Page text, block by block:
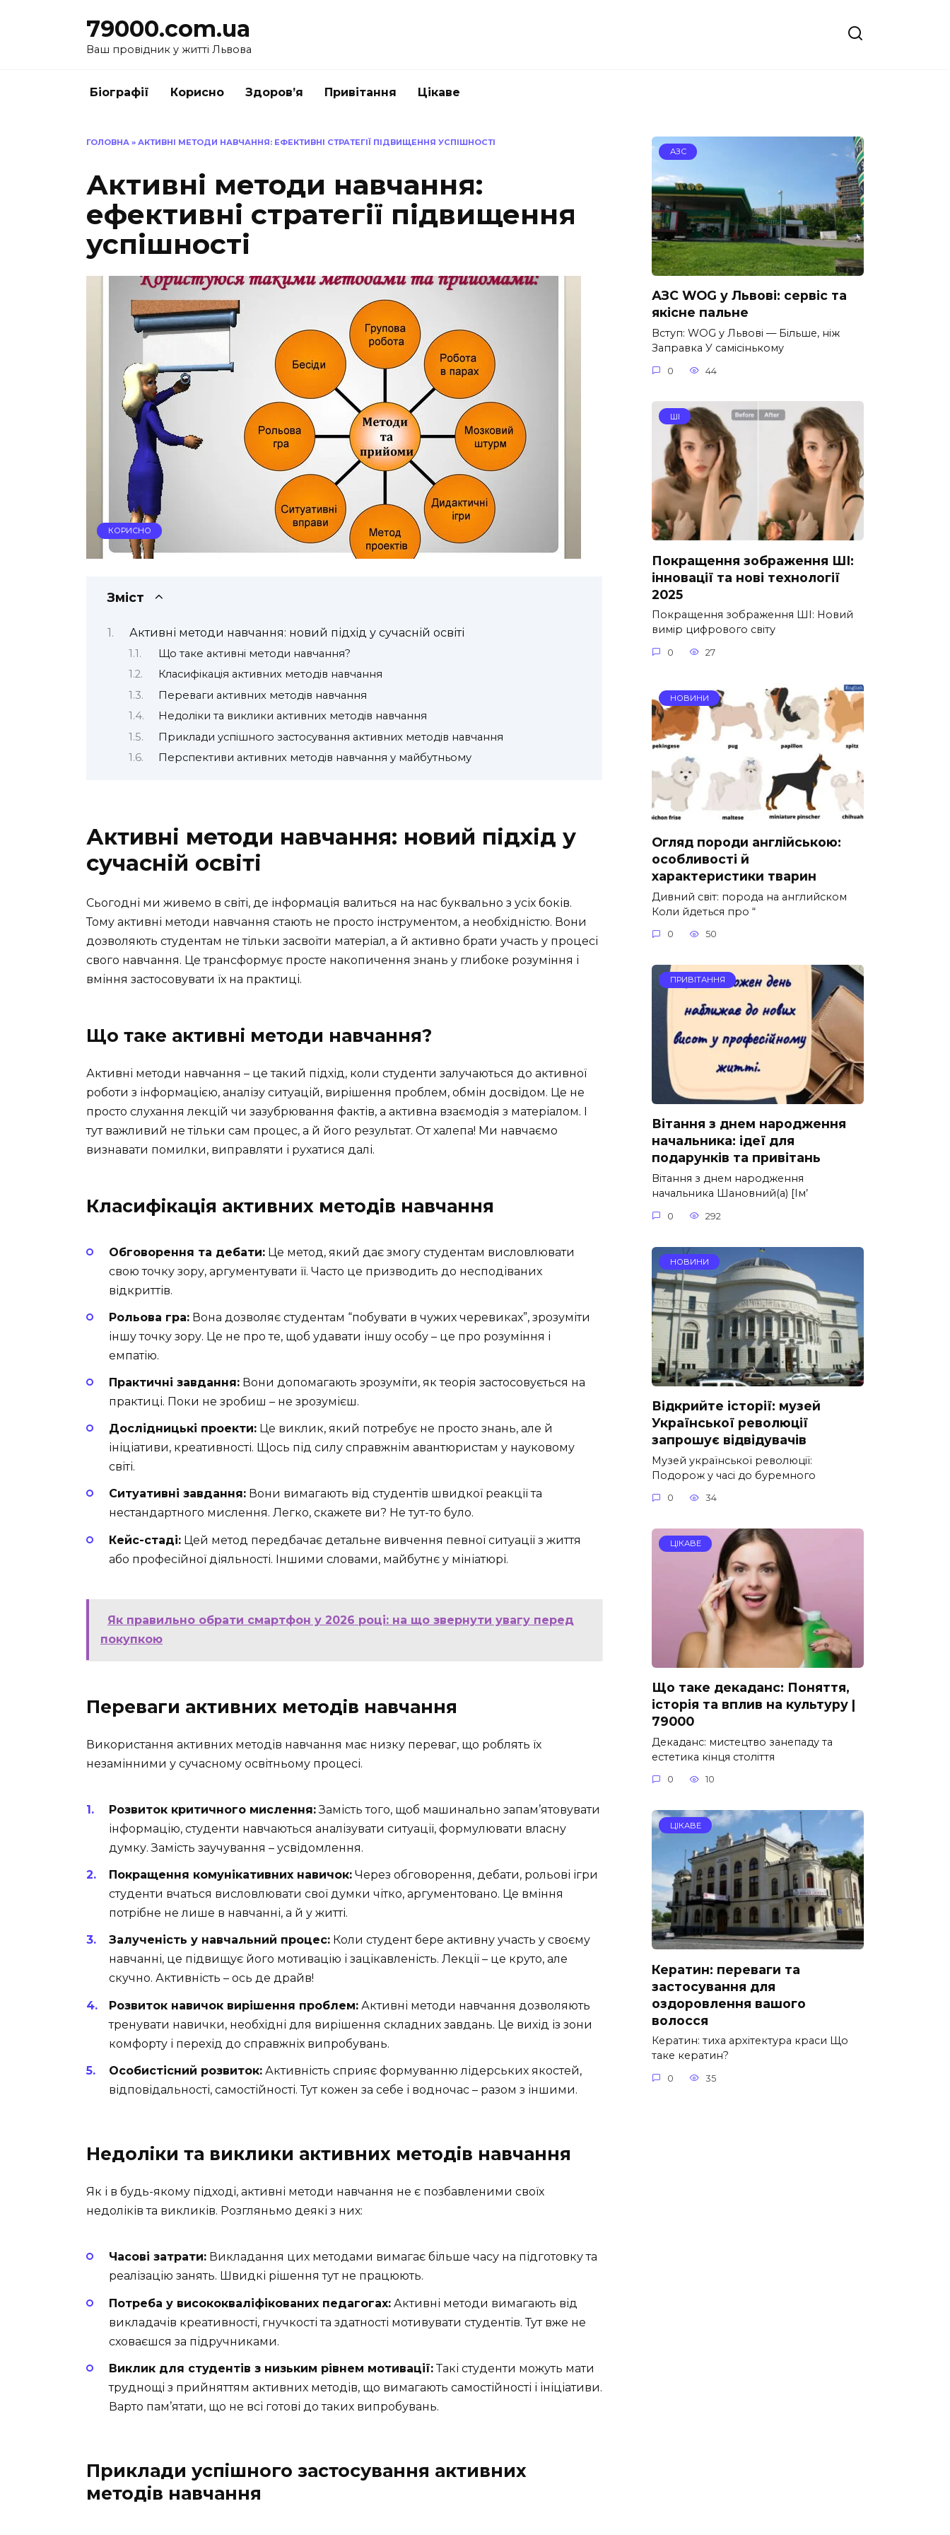
79000.com.ua
Ваш провідник у житті Львова
Біографії Корисно Здоров’я Привітання Цікаве
ГОЛОВНА » АКТИВНІ МЕТОДИ НАВЧАННЯ: ЕФЕКТИВНІ СТРАТЕГІЇ ПІДВИЩЕННЯ УСПІШНОСТІ
Активні методи навчання:
ефективні стратегії підвищення
успішності
КОРИСНО
Зміст
Активні методи навчання: новий підхід у сучасній освіті
Що таке активні методи навчання?
Класифікація активних методів навчання
Переваги активних методів навчання
Недоліки та виклики активних методів навчання
Приклади успішного застосування активних методів навчання
Перспективи активних методів навчання у майбутньому
Активні методи навчання: новий підхід у
сучасній освіті
Сьогодні ми живемо в світі, де інформація валиться на нас буквально з усіх боків.
Тому активні методи навчання стають не просто інструментом, а необхідністю. Вони
дозволяють студентам не тільки засвоїти матеріал, а й активно брати участь у процесі
свого навчання. Це трансформує просте накопичення знань у глибоке розуміння і
вміння застосовувати їх на практиці.
Що таке активні методи навчання?
Активні методи навчання – це такий підхід, коли студенти залучаються до активної
роботи з інформацією, аналізу ситуацій, вирішення проблем, обмін досвідом. Це не
просто слухання лекцій чи зазубрювання фактів, а активна взаємодія з матеріалом. І
тут важливий не тільки сам процес, а й його результат. От халепа! Ми навчаємо
визнавати помилки, виправляти і рухатися далі.
Класифікація активних методів навчання
Обговорення та дебати: Це метод, який дає змогу студентам висловлювати
свою точку зору, аргументувати її. Часто це призводить до несподіваних
відкриттів.
Рольова гра: Вона дозволяє студентам “побувати в чужих черевиках”, зрозуміти
іншу точку зору. Це не про те, щоб удавати іншу особу – це про розуміння і
емпатію.
Практичні завдання: Вони допомагають зрозуміти, як теорія застосовується на
практиці. Поки не зробиш – не зрозумієш.
Дослідницькі проекти: Це виклик, який потребує не просто знань, але й
ініціативи, креативності. Щось під силу справжнім авантюристам у науковому
світі.
Ситуативні завдання: Вони вимагають від студентів швидкої реакції та
нестандартного мислення. Легко, скажете ви? Не тут-то було.
Кейс-стаді: Цей метод передбачає детальне вивчення певної ситуації з життя
або професійної діяльності. Іншими словами, майбутнє у мініатюрі.
Як правильно обрати смартфон у 2026 році: на що звернути увагу перед
покупкою
Переваги активних методів навчання
Використання активних методів навчання має низку переваг, що роблять їх
незамінними у сучасному освітньому процесі.
Розвиток критичного мислення:Замість того, щоб машинально запам’ятовувати
інформацію, студенти навчаються аналізувати ситуації, формулювати власну
думку. Замість заучування – усвідомлення.
Покращення комунікативних навичок: Через обговорення, дебати, рольові ігри
студенти вчаться висловлювати свої думки чітко, аргументовано. Це вміння
потрібне не лише в навчанні, а й у житті.
Залученість у навчальний процес: Коли студент бере активну участь у своєму
навчанні, це підвищує його мотивацію і зацікавленість. Лекції – це круто, але
скучно. Активність – ось де драйв!
Розвиток навичок вирішення проблем: Активні методи навчання дозволяють
тренувати навички, необхідні для вирішення складних завдань. Це вихід із зони
комфорту і перехід до справжніх випробувань.
Особистісний розвиток: Активність сприяє формуванню лідерських якостей,
відповідальності, самостійності. Тут кожен за себе і водночас – разом з іншими.
Недоліки та виклики активних методів навчання
Як і в будь-якому підході, активні методи навчання не є позбавленими своїх
недоліків та викликів. Розгляньмо деякі з них:
Часові затрати: Викладання цих методами вимагає більше часу на підготовку та
реалізацію занять. Швидкі рішення тут не працюють.
Потреба у висококваліфікованих педагогах: Активні методи вимагають від
викладачів креативності, гнучкості та здатності мотивувати студентів. Тут вже не
сховаєшся за підручниками.
Виклик для студентів з низьким рівнем мотивації:Такі студенти можуть мати
труднощі з прийняттям активних методів, що вимагають самостійності і ініціативи.
Варто пам’ятати, що не всі готові до таких випробувань.
Приклади успішного застосування активних
методів навчання
АЗС
АЗС WOG у Львові: сервіс та
якісне пальне
Вступ: WOG у Львові — Більше, ніж
Заправка У самісінькому
0 44
ШІ
Покращення зображення ШІ:
інновації та нові технології
2025
Покращення зображення ШІ: Новий
вимір цифрового світу
0 27
НОВИНИ
Огляд породи англійською:
особливості й
характеристики тварин
Дивний світ: порода на английском
Коли йдеться про “
0 50
ПРИВІТАННЯ
Вітання з днем народження
начальника: ідеї для
подарунків та привітань
Вітання з днем народження
начальника Шановний(а) [Ім’
0 292
НОВИНИ
Відкрийте історії: музей
Української революції
запрошує відвідувачів
Музей української революції:
Подорож у часі до буремного
0 34
ЦІКАВЕ
Що таке декаданс: Поняття,
історія та вплив на культуру |
79000
Декаданс: мистецтво занепаду та
естетика кінця століття
0 10
ЦІКАВЕ
Кератин: переваги та
застосування для
оздоровлення вашого
волосся
Кератин: тиха архітектура краси Що
таке кератин?
0 35